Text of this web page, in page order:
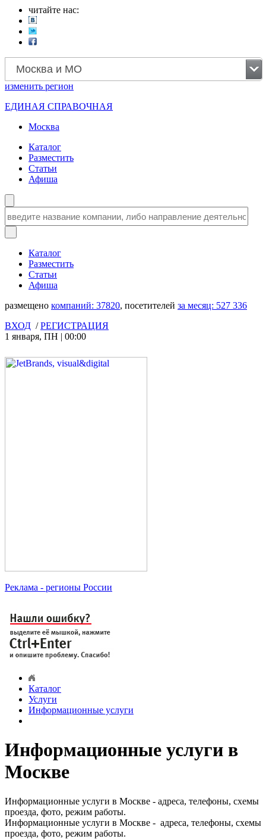
читайте нас:
Москва и МО
изменить регион
ЕДИНАЯ СПРАВОЧНАЯ
Москва
Каталог
Разместить
Статьи
Афиша
Каталог
Разместить
Статьи
Афиша
размещено компаний: 37820, посетителей за месяц: 527 336
ВХОД /РЕГИСТРАЦИЯ
1 января, ПН | 00:00
Реклама - регионы России
Каталог
Услуги
Информационные услуги
Информационные услуги в
Москве
Информационные услуги в Москве - адреса, телефоны, схемы
проезда, фото, режим работы.
Информационные услуги в Москве - адреса, телефоны, схемы
проезда, фото, режим работы.